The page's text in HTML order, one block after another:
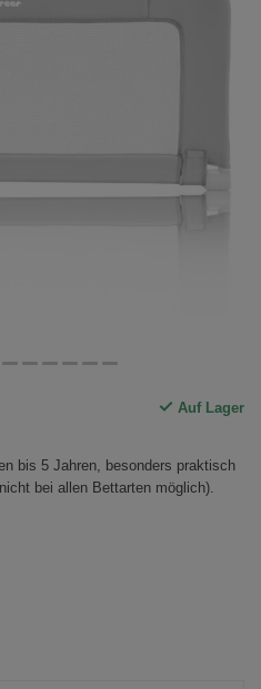
Auf Lager
bis 5 Jahren, besonders praktisch
bei allen Bettarten möglich).